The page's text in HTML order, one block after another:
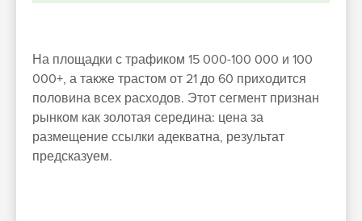
На площадки с трафиком 15 000-100 000 и 100
000+, а также трастом от 21 до 60 приходится
половина всех расходов. Этот сегмент признан
рынком как золотая середина: цена за
размещение ссылки адекватна, результат
предсказуем.